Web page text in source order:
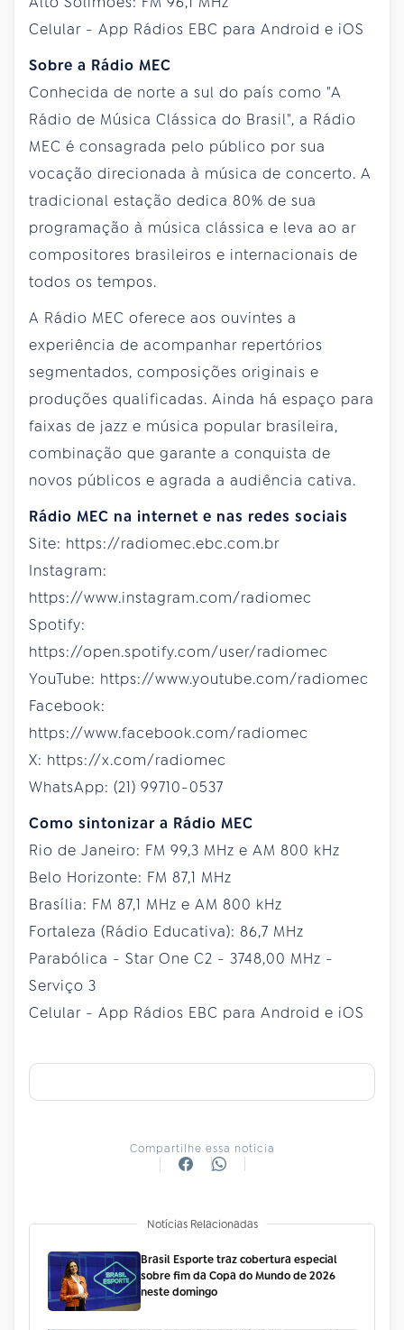
Celular - App Rádios EBC para Android e iOS
Sobre a Rádio MEC
Conhecida de norte a sul do país como "A
Rádio de Música Clássica do Brasil", a Rádio
MEC é consagrada pelo público por sua
vocação direcionada à música de concerto. A
tradicional estação dedica 80% de sua
programação à música clássica e leva ao ar
compositores brasileiros e internacionais de
todos os tempos.
A Rádio MEC oferece aos ouvintes a
experiência de acompanhar repertórios
segmentados, composições originais e
produções qualificadas. Ainda há espaço para
faixas de jazz e música popular brasileira,
combinação que garante a conquista de
novos públicos e agrada a audiência cativa.
Rádio MEC na internet e nas redes sociais
Site: https://radiomec.ebc.com.br
Instagram:
https://www.instagram.com/radiomec
Spotify:
https://open.spotify.com/user/radiomec
YouTube: https://www.youtube.com/radiomec
Facebook:
https://www.facebook.com/radiomec
X: https://x.com/radiomec
WhatsApp: (21) 99710-0537
Como sintonizar a Rádio MEC
Rio de Janeiro: FM 99,3 MHz e AM 800 kHz
Belo Horizonte: FM 87,1 MHz
Brasília: FM 87,1 MHz e AM 800 kHz
Fortaleza (Rádio Educativa): 86,7 MHz
Parabólica - Star One C2 - 3748,00 MHz -
Serviço 3
Celular - App Rádios EBC para Android e iOS
Compartilhe essa notícia
Notícias Relacionadas
Brasil Esporte traz cobertura especial
sobre fim da Copa do Mundo de 2026
neste domingo